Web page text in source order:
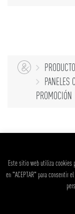
PANELES
PROMOCIÓN
Este sitio web utiliza cookies
en "ACEPTAR" para consentir